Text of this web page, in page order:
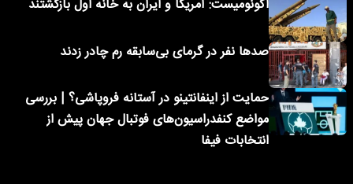
اکونومیست: آمریکا و ایران به خانه اول بازگشتند
صدها نفر در گرمای بی‌سابقه رم چادر زدند
حمایت از اینفانتینو در آستانه فروپاشی؟ | بررسی
مواضع کنفدراسیون‌های فوتبال جهان پیش از
انتخابات فیفا